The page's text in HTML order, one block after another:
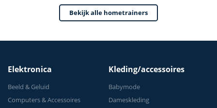
Bekijk alle hometrainers
Elektronica
Beeld & Geluid
Computers & Accessoires
Kleding/accessoires
Babymode
Dameskleding